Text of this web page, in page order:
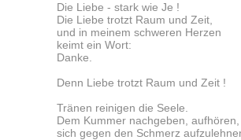
Die Liebe - stark wie Je !
Die Liebe trotzt Raum und Zeit,
und in meinem schweren Herzen
keimt ein Wort:
Danke.
Denn Liebe trotzt Raum und Zeit !
Tränen reinigen die Seele.
Dem Kummer nachgeben, aufhören,
sich gegen den Schmerz